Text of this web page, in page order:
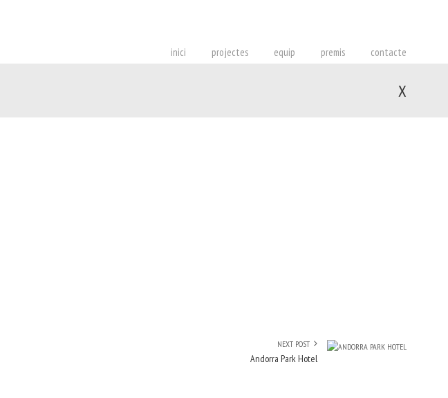
inici projectes equip premis contacte
X
NEXT POST
Andorra Park Hotel